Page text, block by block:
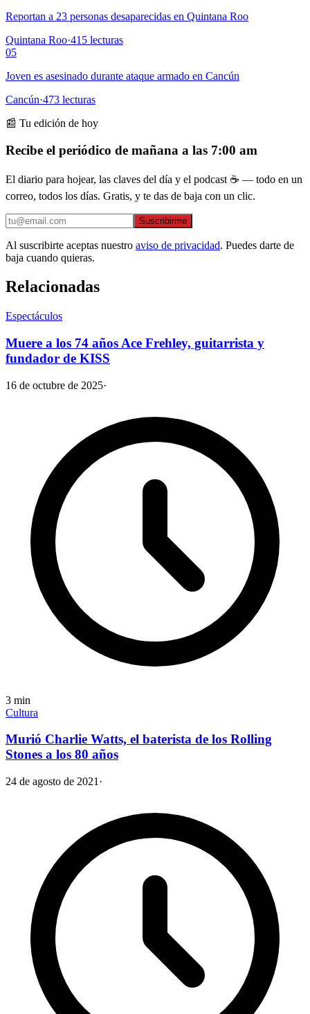
Reportan a 23 personas desaparecidas en Quintana Roo
Quintana Roo·415 lecturas
05
Joven es asesinado durante ataque armado en Cancún
Cancún·473 lecturas
📰 Tu edición de hoy
Recibe el periódico de mañana a las 7:00 am
El diario para hojear, las claves del día y el podcast ☕ — todo en un
correo, todos los días. Gratis, y te das de baja con un clic.
Suscribirme
Al suscribirte aceptas nuestro aviso de privacidad. Puedes darte de
baja cuando quieras.
Relacionadas
Espectáculos
Muere a los 74 años Ace Frehley, guitarrista y
fundador de KISS
16 de octubre de 2025·
3 min
Cultura
Murió Charlie Watts, el baterista de los Rolling
Stones a los 80 años
24 de agosto de 2021 ·